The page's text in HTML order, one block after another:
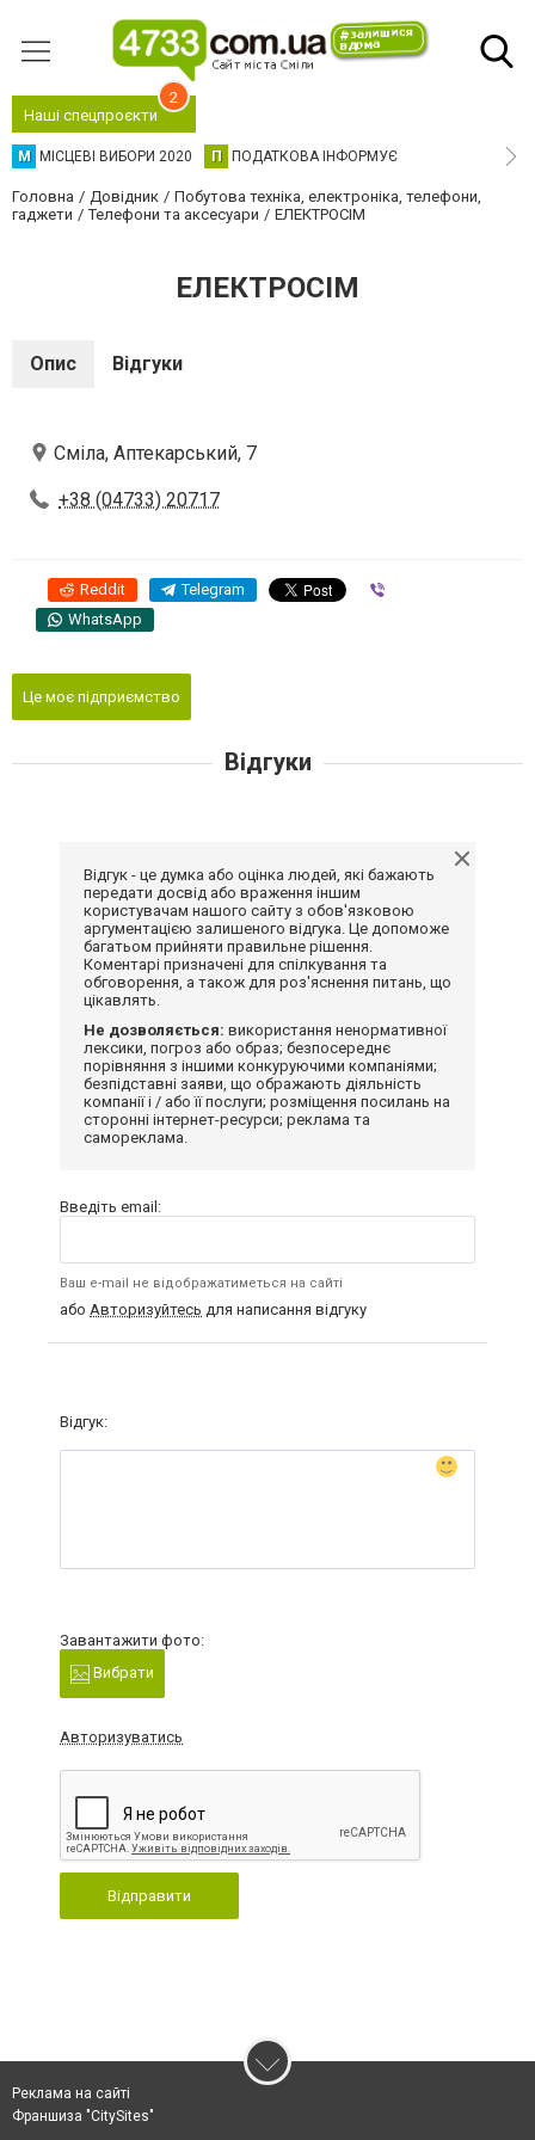
Наші спецпроєкти
2
М МІСЦЕВІ ВИБОРИ 2020 П ПОДАТКОВА ІНФОРМУЄ
Головна Довідник
Побутова техніка, електроніка, телефони,
гаджети
Телефони та аксесуари ЕЛЕКТРОСІМ
ЕЛЕКТРОСІМ
Опис Відгуки
Сміла, Аптекарський, 7
+38 (04733) 20717
Reddit Telegram
WhatsApp
Це моє підприємство
Відгуки
Відгук - це думка або оцінка людей, які бажають
передати досвід або враження іншим
користувачам нашого сайту з обов'язковою
аргументацією залишеного відгука. Це допоможе
багатьом прийняти правильне рішення.
Коментарі призначені для спілкування та
обговорення, а також для роз'яснення питань, що
цікавлять.
Не дозволяється: використання ненормативної
лексики, погроз або образ; безпосереднє
порівняння з іншими конкуруючими компаніями;
безпідставні заяви, що ображають діяльність
компанії і / або її послуги; розміщення посилань на
сторонні інтернет-ресурси; реклама та
самореклама.
Введіть email:
Ваш e-mail не відображатиметься на сайті
або Авторизуйтесь для написання відгуку
Відгук:
Завантажити фото:
Вибрати
Авторизуватись
Відправити
Реклама на сайті
Франшиза "CitySites"